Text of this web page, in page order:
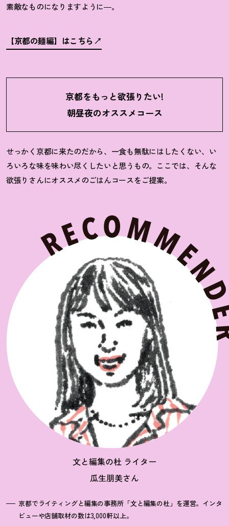
素敵なものになりますように―。
【京都の麺編】はこちら
京都をもっと欲張りたい!
朝昼夜のオススメコース
せっかく京都に来たのだから、一食も無駄にはしたくない、い
ろいろな味を味わい尽くしたいと思うもの。ここでは、そんな
欲張りさんにオススメのごはんコースをご提案。
文と編集の杜 ライター
瓜生朋美さん
京都でライティングと編集の事務所「文と編集の杜」を運営。インタ
ビューや店舗取材の数は3,000軒以上。